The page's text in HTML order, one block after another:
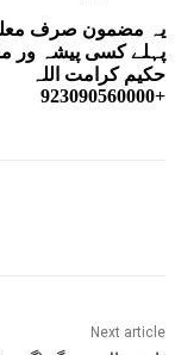
یہ مضمون صرف
پہلے کسی پیشہ ور
حکیم کرامت اللہ
+923090560000
Next article